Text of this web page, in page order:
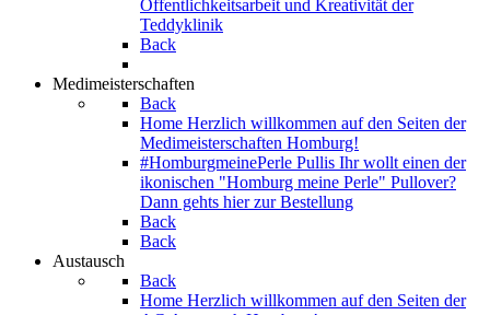
Öffentlichkeitsarbeit und Kreativität der
Teddyklinik
Back
Medimeisterschaften
Back
Home Herzlich willkommen auf den Seiten der
Medimeisterschaften Homburg!
#HomburgmeinePerle Pullis Ihr wollt einen der
ikonischen "Homburg meine Perle" Pullover?
Dann gehts hier zur Bestellung
Back
Back
Austausch
Back
Home Herzlich willkommen auf den Seiten der